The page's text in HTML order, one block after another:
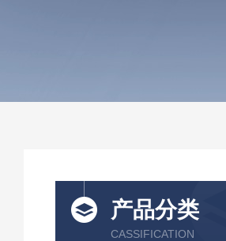
产品分类
CASSIFICATION